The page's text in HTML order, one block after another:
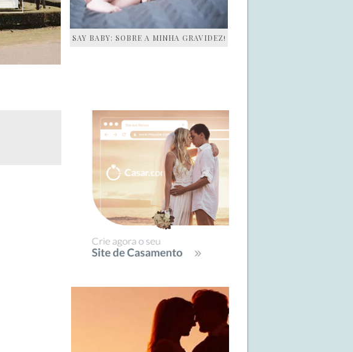
SAY BABY: SOBRE A MINHA GRAVIDEZ!
SIDEBAR